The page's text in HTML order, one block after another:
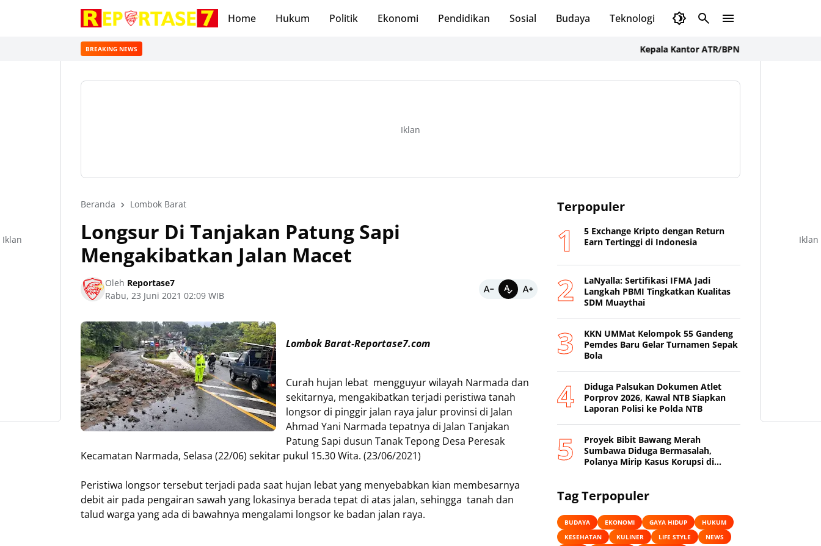
Home Hukum Politik Ekonomi Pendidikan Sosial Budaya Teknologi Olahraga
BREAKING NEWS Kepala Kantor ATR/BPN Sumbawa Barat
Iklan
Beranda Lombok Barat
Longsur Di Tanjakan Patung Sapi
Mengakibatkan Jalan Macet
Oleh Reportase7
Rabu, 23 Juni 2021 02:09 WIB
Lombok Barat-Reportase7.com
Curah hujan lebat mengguyur wilayah Narmada dan
sekitarnya, mengakibatkan terjadi peristiwa tanah
longsor di pinggir jalan raya jalur provinsi di Jalan
Ahmad Yani Narmada tepatnya di Jalan Tanjakan
Patung Sapi dusun Tanak Tepong Desa Peresak
Kecamatan Narmada, Selasa (22/06) sekitar pukul 15.30 Wita. (23/06/2021)
Peristiwa longsor tersebut terjadi pada saat hujan lebat yang menyebabkan kian membesarnya
debit air pada pengairan sawah yang lokasinya berada tepat di atas jalan, sehingga tanah dan
talud warga yang ada di bawahnya mengalami longsor ke badan jalan raya.
Terpopuler
5 Exchange Kripto dengan Return
Earn Tertinggi di Indonesia
LaNyalla: Sertifikasi IFMA Jadi
Langkah PBMI Tingkatkan Kualitas
SDM Muaythai
KKN UMMat Kelompok 55 Gandeng
Pemdes Baru Gelar Turnamen Sepak
Bola
Diduga Palsukan Dokumen Atlet
Porprov 2026, Kawal NTB Siapkan
Laporan Polisi ke Polda NTB
Proyek Bibit Bawang Merah
Sumbawa Diduga Bermasalah,
Polanya Mirip Kasus Korupsi di
Tag Terpopuler
BUDAYA EKONOMI GAYA HIDUP
HUKUM
KESEHATAN
KULINER LIFE STYLE
NEWS
Iklan Iklan